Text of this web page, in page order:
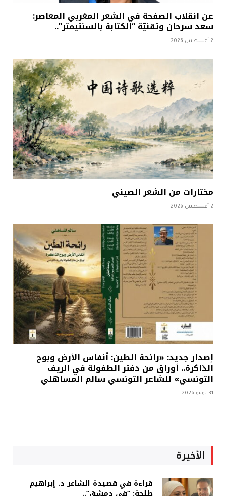
عن انقلاب الصفحة في الشعر المغربي المعاصر:
سعد سرحان وتقنيّة “الكتابة بالسنتيمتر”..
2 أغسطس 2026
مختارات من الشعر الصيني
2 أغسطس 2026
إصدار جديد: «رائحة الطين: أنفاس الأرض وبوح
الذاكرة.. أوراق من دفتر الطفولة في الريف
التونسي» للشاعر التونسي سالم المساهلي
31 يوليو 2026
الأخيرة
قراءة في قصيدة الشاعر د. إبراهيم